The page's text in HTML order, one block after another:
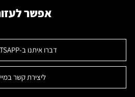
אפשר
דברו איתנו ב-WHATSAPP
ליצירת קשר